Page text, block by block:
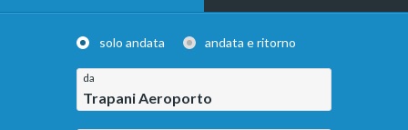
solo andata andata e ritorno
da
Trapani Aeroporto